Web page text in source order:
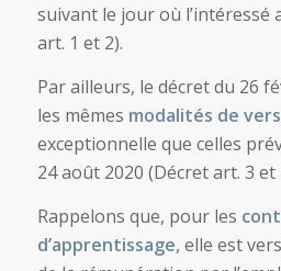
suivant le jour où l’intéressé
art. 1 et 2).
Par ailleurs, le décret du 26
les mêmes modalités de
exceptionnelle que celles
24 août 2020 (Décret art. 3 et
Rappelons que, pour les
d’apprentissage,elle est